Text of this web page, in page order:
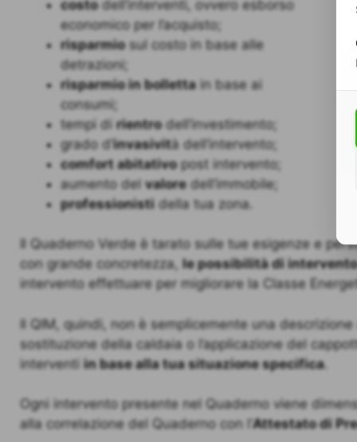
costodell’interventi, ovvero esborso
economico per l’acquisto;
risparmiosul costo in base alle
detrazioni;
risparmio in bollettain base ai
consumi;
tempi dirientrodell’investimento;
grado d’ invasività dell’intervento;
comfort abitativopost intervento;
aumento del valoredell’immobile;
professionisti della tua zona.
Il Quaderno Verde è tarato sulle tue esigenze e
con grande concretezza, le possibilità di intervento
intervento effettuare per migliorare la Classe
Il QIM, quindi, non è semplicemente una
sostituzione della caldaia o l’applicazione del
interventi in base alla tua situazione specifica.
Ogni intervento presente nel Quaderno viene
alla correlazione del Quaderno con l’ Attestato di